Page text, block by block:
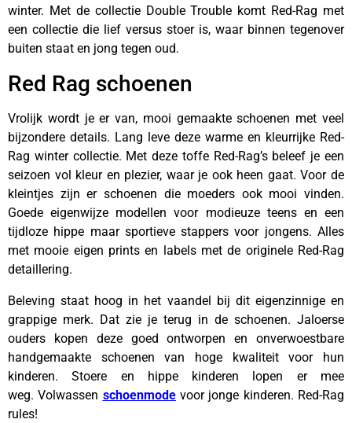
winter. Met de collectie Double Trouble komt Red-Rag met
een collectie die lief versus stoer is, waar binnen tegenover
buiten staat en jong tegen oud.
Red Rag schoenen
Vrolijk wordt je er van, mooi gemaakte schoenen met veel
bijzondere details. Lang leve deze warme en kleurrijke Red-
Rag winter collectie. Met deze toffe Red-Rag’s beleef je een
seizoen vol kleur en plezier, waar je ook heen gaat. Voor de
kleintjes zijn er schoenen die moeders ook mooi vinden.
Goede eigenwijze modellen voor modieuze teens en een
tijdloze hippe maar sportieve stappers voor jongens. Alles
met mooie eigen prints en labels met de originele Red-Rag
detaillering.
Beleving staat hoog in het vaandel bij dit eigenzinnige en
grappige merk. Dat zie je terug in de schoenen. Jaloerse
ouders kopen deze goed ontworpen en onverwoestbare
handgemaakte schoenen van hoge kwaliteit voor hun
kinderen. Stoere en hippe kinderen lopen er mee
weg. Volwassen schoenmodevoor jonge kinderen. Red-Rag
rules!